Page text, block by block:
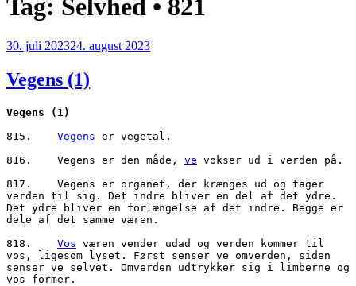
Tag: Selvhed • 821
Udgivet
30. juli 202324. august 2023
Vegens (1)
Vegens
(1)
Vegens er vegetal.
816.	Vegens er den måde, ve vokser ud i verden på.
817.	Vegens er organet, der krænges ud og tager
verden til sig. Det indre bliver en del af det ydre.
Det ydre bliver en forlængelse af det indre. Begge er
dele af det samme væren.
Vos væren vender udad og verden kommer til
vos, ligesom lyset. Først senser ve omverden, siden
senser ve selvet. Omverden udtrykker sig i limberne og
vos former.